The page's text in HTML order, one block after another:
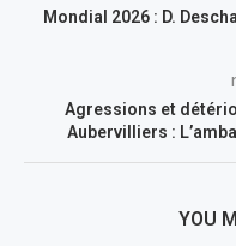
Mondial 2026 : D.
Agressions et
Aubervilliers :
YOU